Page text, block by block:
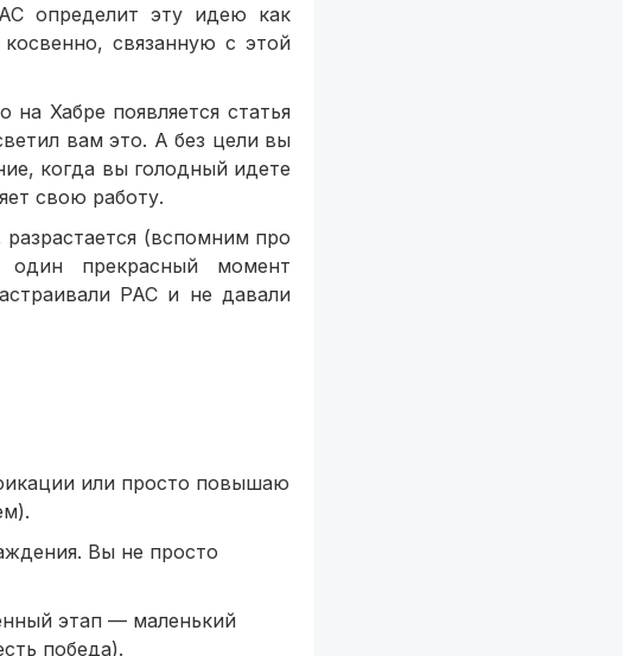
определит эту идею как
связанную с этой
Хабре появляется статья
вам это. А без цели вы
когда вы голодный идете
свою работу.
(вспомним про
прекрасный момент
РАС и не давали
или просто повышаю
Вы не просто
этап — маленький
победа).